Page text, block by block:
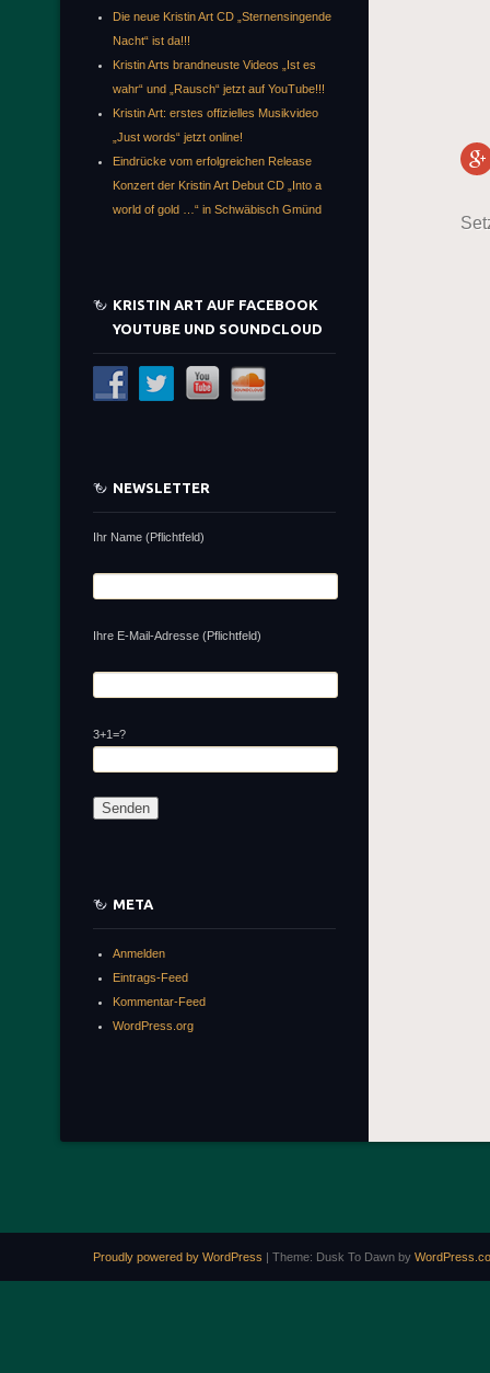
Die neue Kristin Art CD „Sternensingende
Nacht“ ist da!!!
Kristin Arts brandneuste Videos „Ist es
wahr“ und „Rausch“ jetzt auf YouTube!!!
Kristin Art: erstes offizielles Musikvideo
„Just words“ jetzt online!
Eindrücke vom erfolgreichen Release
Konzert der Kristin Art Debut CD „Into a
world of gold …“ in Schwäbisch Gmünd
KRISTIN ART AUF FACEBOOK
YOUTUBE UND SOUNDCLOUD
NEWSLETTER
Ihr Name (Pflichtfeld)
Ihre E-Mail-Adresse (Pflichtfeld)
3+1=?
META
Anmelden
Eintrags-Feed
Kommentar-Feed
WordPress.org
Proudly powered by WordPress | Theme: Dusk To Dawn by